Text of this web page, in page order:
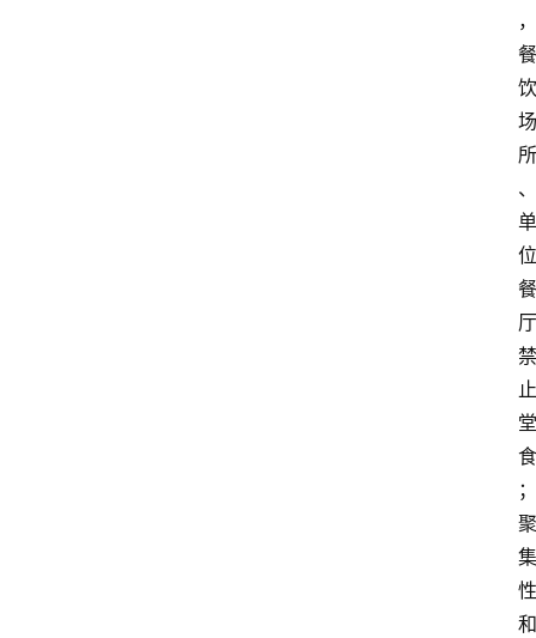
，
餐
饮
场
所
、
单
位
餐
厅
禁
止
堂
食
；
聚
集
性
和